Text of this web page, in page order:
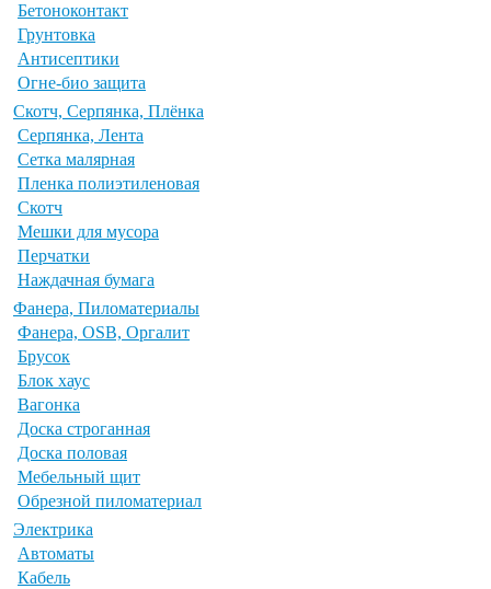
Бетоноконтакт
Грунтовка
Антисептики
Огне-био защита
Скотч, Серпянка, Плёнка
Серпянка, Лента
Сетка малярная
Пленка полиэтиленовая
Скотч
Мешки для мусора
Перчатки
Наждачная бумага
Фанера, Пиломатериалы
Фанера, OSB, Оргалит
Брусок
Блок хаус
Вагонка
Доска строганная
Доска половая
Мебельный щит
Обрезной пиломатериал
Электрика
Автоматы
Кабель